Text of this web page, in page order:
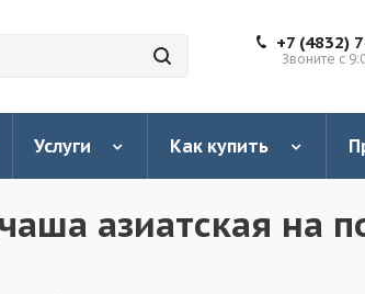
+7 (4832)
Звоните с
Услуги Как купить
азиатская на